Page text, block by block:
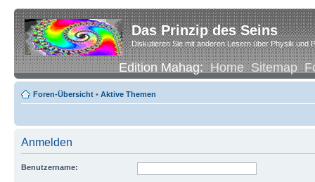
Das Prinzip des Seins
Diskutieren Sie mit anderen Lesern über Physik und
Edition Mahag:Home Sitemap
Foren-Übersicht • Aktive Themen
Anmelden
Benutzername: